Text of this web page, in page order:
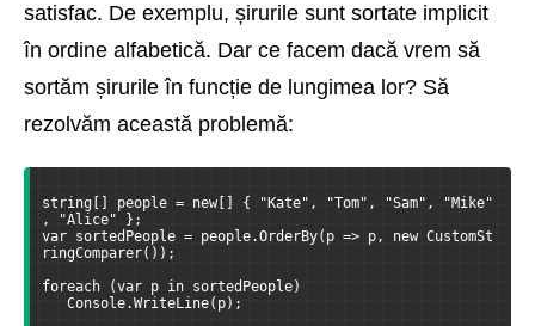
satisfac. De exemplu, șirurile sunt sortate implicit
în ordine alfabetică. Dar ce facem dacă vrem să
sortăm șirurile în funcție de lungimea lor? Să
rezolvăm această problemă:
string[] people = new[] { "Kate", "Tom", "Sam", "Mike"
, "Alice" };
var sortedPeople = people.OrderBy(p => p, new CustomSt
ringComparer());
foreach (var p in sortedPeople)
Console.WriteLine(p);